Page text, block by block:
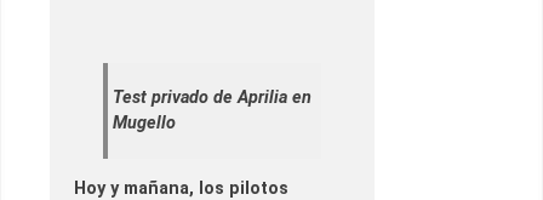
Test privado de Aprilia en
Mugello
Hoy y mañana, los pilotos